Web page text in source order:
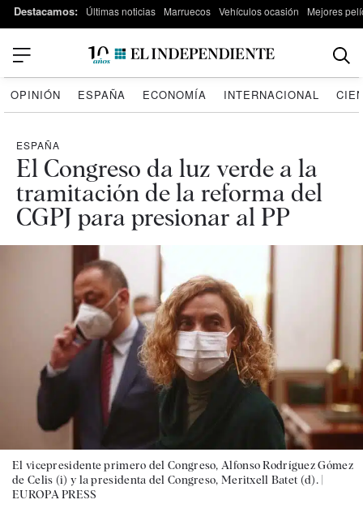
Destacamos: Últimas noticias Marruecos Vehículos ocasión Mejores
OPINIÓN ESPAÑA ECONOMÍA INTERNACIONAL
ESPAÑA
El Congreso da luz verde a la
tramitación de la reforma del
CGPJ para presionar al PP
El vicepresidente primero del Congreso, Alfonso Rodríguez Gómez
de Celis (i) y la presidenta del Congreso, Meritxell Batet (d). |
EUROPA PRESS